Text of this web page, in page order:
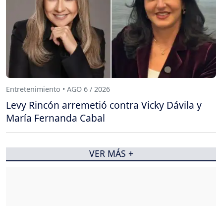
Entretenimiento • AGO 6 / 2026
Levy Rincón arremetió contra Vicky Dávila y
María Fernanda Cabal
VER MÁS +